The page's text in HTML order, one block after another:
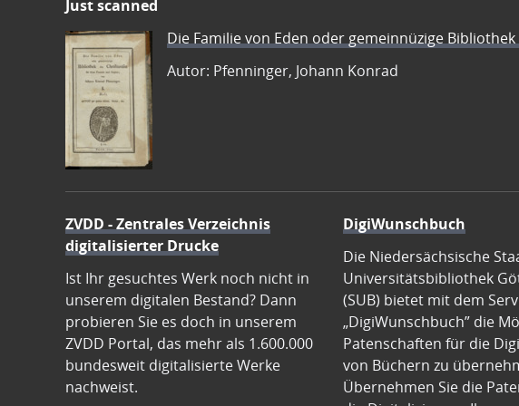
Just scanned
Die Familie von Eden oder gemeinnüzige
Autor: Pfenninger, Johann Konrad
ZVDD - Zentrales Verzeichnis
digitalisierter Drucke
Ist Ihr gesuchtes Werk noch nicht in
unserem digitalen Bestand? Dann
probieren Sie es doch in unserem
ZVDD Portal, das mehr als 1.600.000
bundesweit digitalisierte Werke
nachweist.
DigiWunschbuch
Die Niedersächsische
Universitätsbibliothek
(SUB) bietet mit dem
„DigiWunschbuch” die
Patenschaften für die
von Büchern zu
Übernehmen Sie die